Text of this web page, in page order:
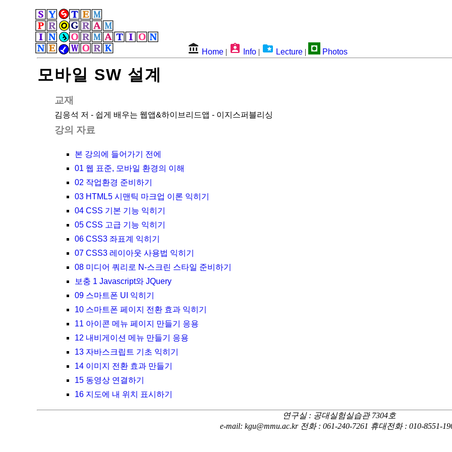
Home | Info | Lecture | Photos
모바일 SW 설계
교재
김응석 저 - 쉽게 배우는 웹앱&하이브리드앱 - 이지스퍼블리싱
강의 자료
본 강의에 들어가기 전에
01 웹 표준, 모바일 환경의 이해
02 작업환경 준비하기
03 HTML5 시맨틱 마크업 이론 익히기
04 CSS 기본 기능 익히기
05 CSS 고급 기능 익히기
06 CSS3 좌표계 익히기
07 CSS3 레이아웃 사용법 익히기
08 미디어 쿼리로 N-스크린 스타일 준비하기
보충 1 Javascript와 JQuery
09 스마트폰 UI 익히기
10 스마트폰 페이지 전환 효과 익히기
11 아이콘 메뉴 페이지 만들기 응용
12 내비게이션 메뉴 만들기 응용
13 자바스크립트 기초 익히기
14 이미지 전환 효과 만들기
15 동영상 연결하기
16 지도에 내 위치 표시하기
연구실 : 공대실험실습관 7304호
e-mail: kgu@mmu.ac.kr 전화 : 061-240-7261 휴대전화 : 010-8551-